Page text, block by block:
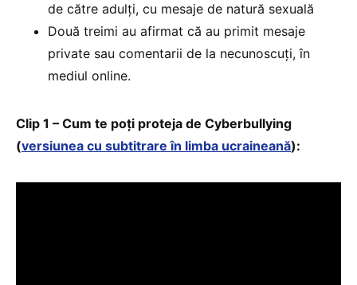
de către adulți, cu mesaje de natură sexuală
Două treimi au afirmat că au primit mesaje
private sau comentarii de la necunoscuți, în
mediul online.
Clip 1 – Cum te poți proteja de Cyberbullying
(versiunea cu subtitrare în limba ucraineană):